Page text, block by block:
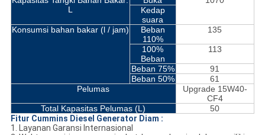
L
Kedap
suara
Konsumsi bahan bakar (l / jam)
Beban
110%
135
100%
Beban
113
Beban 75%
91
Beban 50%
61
Pelumas
Upgrade 15W40-
CF4
Total Kapasitas Pelumas (L)
50
Fitur Cummins Diesel Generator Diam :
1. Layanan Garansi Internasional